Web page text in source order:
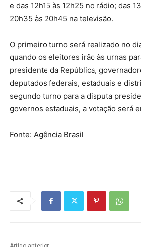
e das 12h15 às 12h25 no rádio; das
20h35 às 20h45 na televisão.
O primeiro turno será realizado no
quando os eleitores irão às urnas
presidente da República,
deputados federais, estaduais e
segundo turno para a disputa
governos estaduais, a votação será
Fonte: Agência Brasil
Artigo anterior